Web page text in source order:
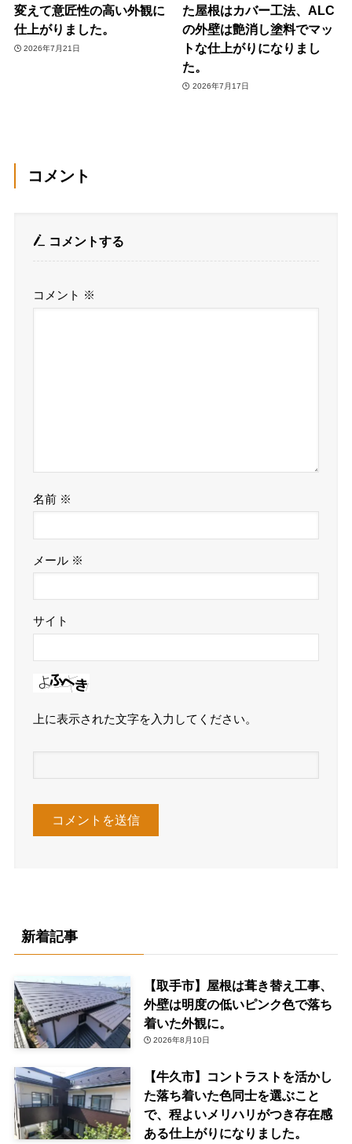
変えて意匠性の高い外観に
仕上がりました。
2026年7月21日
た屋根はカバー工法、ALC
の外壁は艶消し塗料でマッ
トな仕上がりになりまし
た。
2026年7月17日
コメント
コメントする
コメント ※
名前 ※
メール ※
サイト
上に表示された文字を入力してください。
新着記事
【取手市】屋根は葺き替え工事、
外壁は明度の低いピンク色で落ち
着いた外観に。
2026年8月10日
【牛久市】コントラストを活かし
た落ち着いた色同士を選ぶこと
で、程よいメリハリがつき存在感
ある仕上がりになりました。